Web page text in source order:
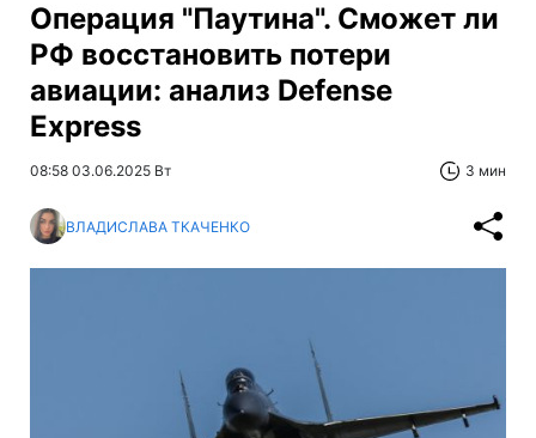
Операция "Паутина". Сможет ли
РФ восстановить потери
авиации: анализ Defense
Express
08:58 03.06.2025 Вт 3 мин
ВЛАДИСЛАВА ТКАЧЕНКО